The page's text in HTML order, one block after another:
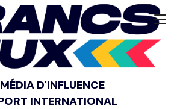
D'INFLUENCE
INTERNATIONAL